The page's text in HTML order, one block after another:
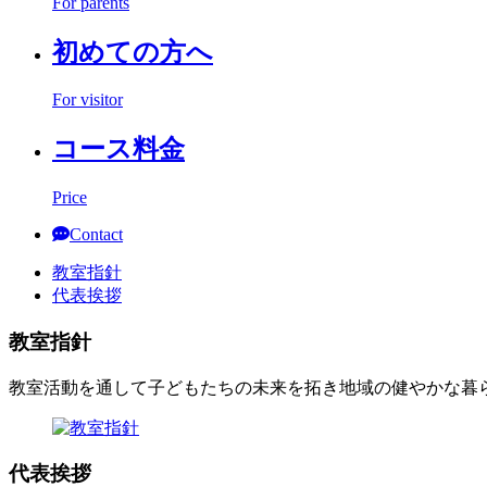
初めての方へ
For visitor
コース料金
Price
Contact
教室指針
代表挨拶
教室指針
教室活動を通して子どもたちの未来を拓き地域の健やかな暮
代表挨拶